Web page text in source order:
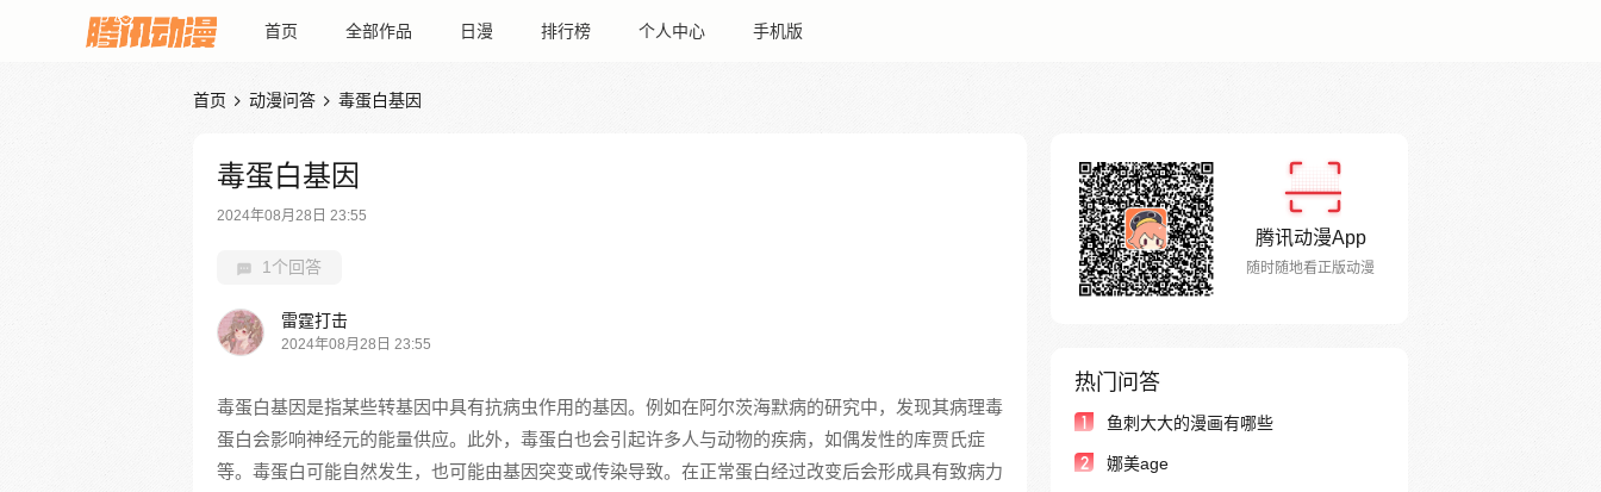
首页 全部作品 日漫 排行榜 个人中心 手机版
首页  动漫问答  毒蛋白基因
毒蛋白基因
2024年08月28日 23:55
1个回答
雷霆打击
2024年08月28日 23:55
毒蛋白基因是指某些转基因中具有抗病虫作用的基因。例如在阿尔茨海默病的研究中，发现其病理毒
蛋白会影响神经元的能量供应。此外，毒蛋白也会引起许多人与动物的疾病，如偶发性的库贾氏症
等。毒蛋白可能自然发生，也可能由基因突变或传染导致。在正常蛋白经过改变后会形成具有致病力
腾讯动漫App
随时随地看正版动漫
热门问答
1 鱼刺大大的漫画有哪些
2 娜美age